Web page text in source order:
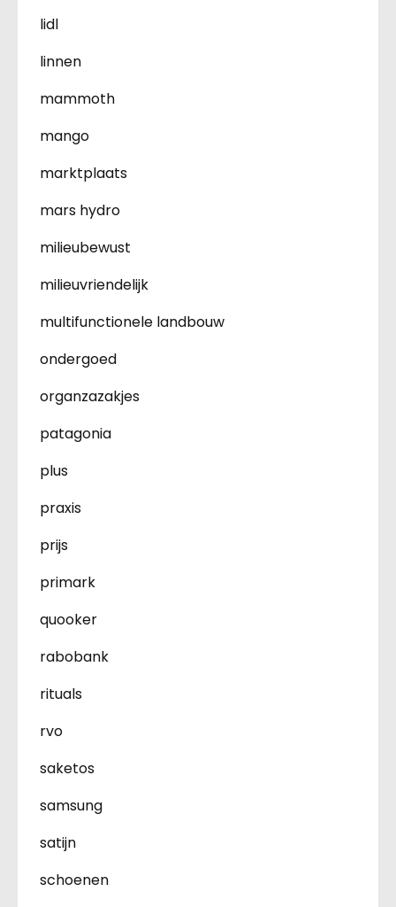
lidl
linnen
mammoth
mango
marktplaats
mars hydro
milieubewust
milieuvriendelijk
multifunctionele landbouw
ondergoed
organzazakjes
patagonia
plus
praxis
prijs
primark
quooker
rabobank
rituals
rvo
saketos
samsung
satijn
schoenen